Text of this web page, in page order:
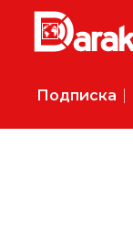
Подписка